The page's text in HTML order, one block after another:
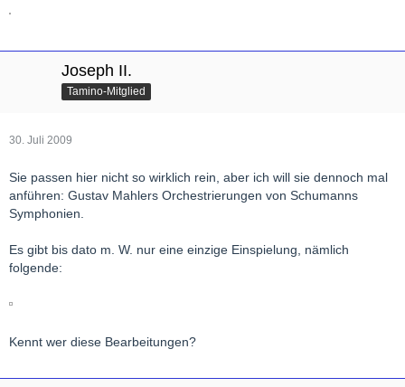
Joseph II.
Tamino-Mitglied
30. Juli 2009
Sie passen hier nicht so wirklich rein, aber ich will sie dennoch mal
anführen: Gustav Mahlers Orchestrierungen von Schumanns
Symphonien.
Es gibt bis dato m. W. nur eine einzige Einspielung, nämlich
folgende:
Kennt wer diese Bearbeitungen?